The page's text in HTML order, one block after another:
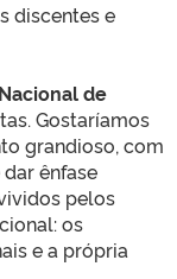
discentes e
de
Gostaríamos
grandioso, com
ênfase
pelos
os
e a própria